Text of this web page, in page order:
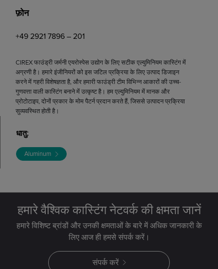
फ़ोन
+49 2921 7896 – 201
CIREX फाउंड्री जर्मनी एयरोस्पेस उद्योग के लिए सटीक एल्युमिनियम कास्टिंग में
अग्रणी है। हमारे इंजीनियरों को इस जटिल प्रक्रिया के लिए उत्पाद डिजाइन
करने में गहरी विशेषज्ञता है, और हमारी फाउंड्री टीम विभिन्न आकारों की उच्च-
गुणवत्ता वाली कास्टिंग बनाने में उत्कृष्ट है। हम एल्युमिनियम में मानक और
प्रोटोटाइप, दोनों प्रकार के मोम पैटर्न प्रदान करते हैं, जिससे उत्पादन प्रक्रिया
सुव्यवस्थित होती है।
धातु:
Aluminum
हमारे वैश्विक कास्टिंग नेटवर्क की क्षमता जानें
हमारे विशिष्ट ब्रांडों और उनकी क्षमताओं के बारे में अधिक जानकारी के
लिए आज ही हमसे संपर्क करें।
संपर्क करें